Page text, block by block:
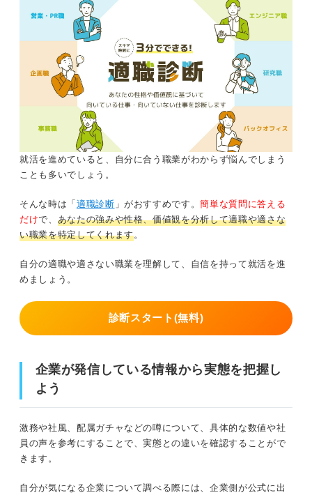
就活を進めていると、自分に合う職業がわからず悩んでしまう
ことも多いでしょう。
そんな時は「 適職診断 」がおすすめです。簡単な質問に答える
だけで、 あなたの強みや性格、価値観を分析して適職や適さな
い職業を特定してくれます。
自分の適職や適さない職業を理解して、自信を持って就活を進
めましょう。
診断スタート(無料)
企業が発信している情報から実態を把握し
よう
激務や社風、配属ガチャなどの噂について、具体的な数値や社
員の声を参考にすることで、実態との違いを確認することがで
きます。
自分が気になる企業について調べる際には、企業側が公式に出